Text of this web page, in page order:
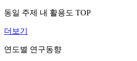
동일 주제 내 활용도 TOP
더보기
연도별 연구동향